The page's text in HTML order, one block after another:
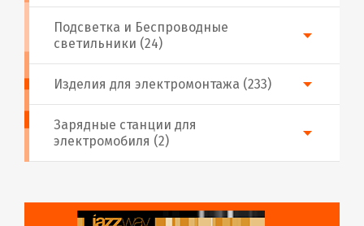
Подсветка и Беспроводные
светильники (24)
Изделия для электромонтажа (233)
Зарядные станции для
электромобиля (2)